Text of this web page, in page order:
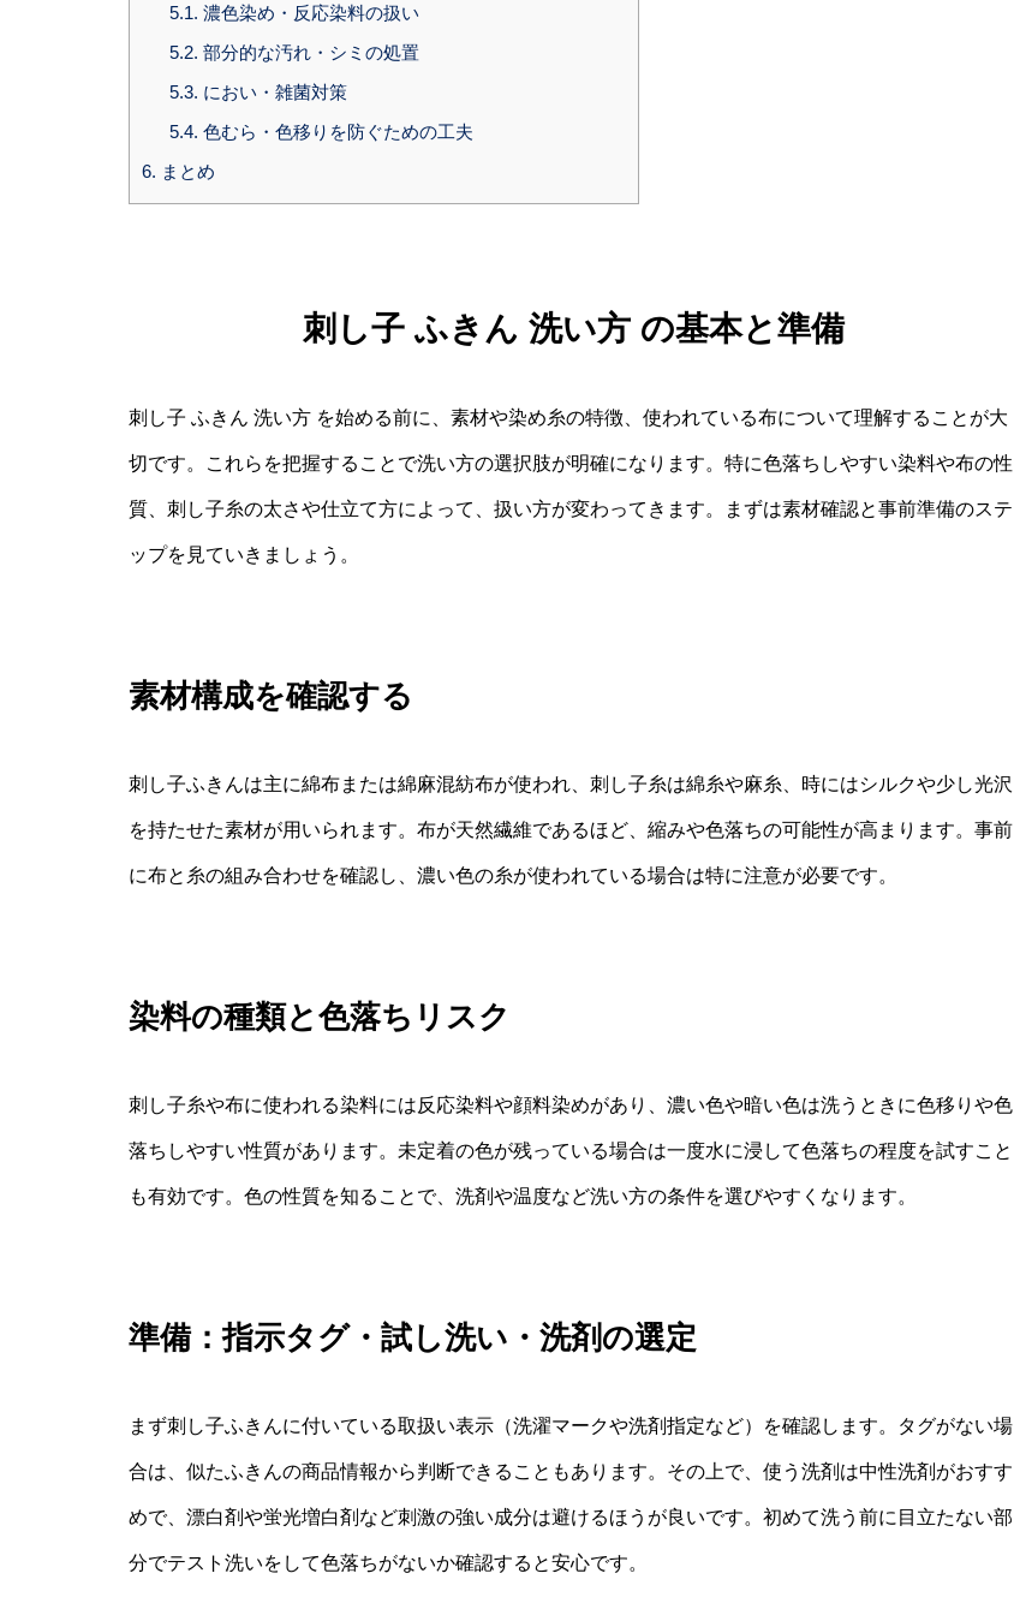
5.1. 濃色染め・反応染料の扱い
5.2. 部分的な汚れ・シミの処置
5.3. におい・雑菌対策
5.4. 色むら・色移りを防ぐための工夫
6. まとめ
刺し子 ふきん 洗い方 の基本と準備
刺し子 ふきん 洗い方 を始める前に、素材や染め糸の特徴、使われている布について理解することが大
切です。これらを把握することで洗い方の選択肢が明確になります。特に色落ちしやすい染料や布の性
質、刺し子糸の太さや仕立て方によって、扱い方が変わってきます。まずは素材確認と事前準備のステ
ップを見ていきましょう。
素材構成を確認する
刺し子ふきんは主に綿布または綿麻混紡布が使われ、刺し子糸は綿糸や麻糸、時にはシルクや少し光沢
を持たせた素材が用いられます。布が天然繊維であるほど、縮みや色落ちの可能性が高まります。事前
に布と糸の組み合わせを確認し、濃い色の糸が使われている場合は特に注意が必要です。
染料の種類と色落ちリスク
刺し子糸や布に使われる染料には反応染料や顔料染めがあり、濃い色や暗い色は洗うときに色移りや色
落ちしやすい性質があります。未定着の色が残っている場合は一度水に浸して色落ちの程度を試すこと
も有効です。色の性質を知ることで、洗剤や温度など洗い方の条件を選びやすくなります。
準備：指示タグ・試し洗い・洗剤の選定
まず刺し子ふきんに付いている取扱い表示（洗濯マークや洗剤指定など）を確認します。タグがない場
合は、似たふきんの商品情報から判断できることもあります。その上で、使う洗剤は中性洗剤がおすす
めで、漂白剤や蛍光増白剤など刺激の強い成分は避けるほうが良いです。初めて洗う前に目立たない部
分でテスト洗いをして色落ちがないか確認すると安心です。